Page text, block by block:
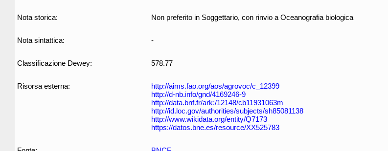
Nota storica: Non preferito in Soggettario, con rinvio a Oceanografia biologica
Nota sintattica: -
Classificazione Dewey: 578.77
Risorsa esterna:
http://aims.fao.org/aos/agrovoc/c_12399
http://d-nb.info/gnd/4169246-9
http://data.bnf.fr/ark:/12148/cb11931063m
http://id.loc.gov/authorities/subjects/sh85081138
http://www.wikidata.org/entity/Q7173
https://datos.bne.es/resource/XX525783